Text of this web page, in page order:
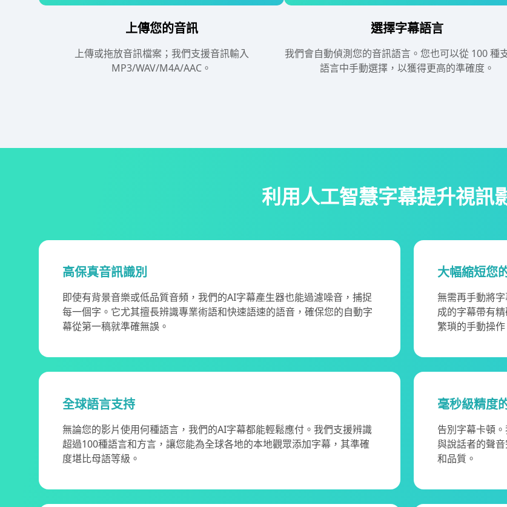
上傳您的音訊
上傳或拖放音訊檔案；我們支援音訊輸入
MP3/WAV/M4A/AAC。
選擇字幕語言
我們會自動偵測您的音訊語言。您也可以從 100 種
語言中手動選擇，以獲得更高的準確度。
利用人工智慧字幕提升視訊
高保真音訊識別
即使有背景音樂或低品質音頻，我們的AI字幕產生器也能過濾噪音，捕捉
每一個字。它尤其擅長辨識專業術語和快速語速的語音，確保您的自動字
幕從第一稿就準確無誤。
大幅縮短您
無需再手動將
成的字幕帶有
繁瑣的手動操作
全球語言支持
無論您的影片使用何種語言，我們的AI字幕都能輕鬆應付。我們支援辨識
超過100種語言和方言，讓您能為全球各地的本地觀眾添加字幕，其準確
度堪比母語等級。
毫秒級精度
告別字幕卡頓
與說話者的聲
和品質。